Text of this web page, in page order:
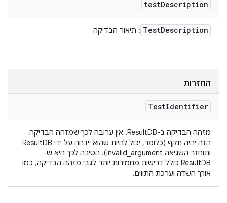
testDescription
TestDescription : תיאור הבדיקה
החזרות
TestIdentifier
מזהה הבדיקה ב-ResultDB. אין ערובה לכך שמזהה הבדיקה
הזה יהיה תקף (כלומר, יכול להיות שהוא יידחה על ידי ResultDB
ותוחזר השגיאה invalid_argument). הסיבה לכך היא ש-
ResultDB כולל דרישות מחמירות יותר לגבי מזהה הבדיקה, כמו
אורך השדה וערכת התווים.